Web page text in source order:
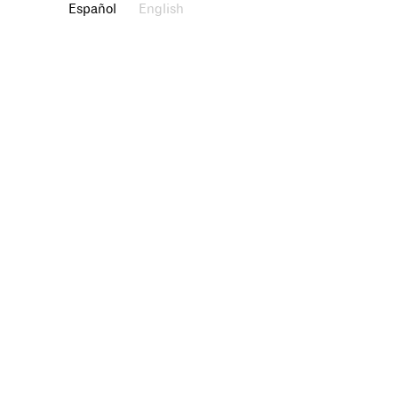
Español English